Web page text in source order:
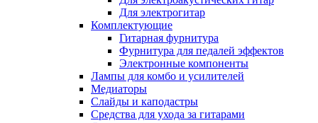
Для электрогитар
Комплектующие
Гитарная фурнитура
Фурнитура для педалей эффектов
Электронные компоненты
Лампы для комбо и усилителей
Медиаторы
Слайды и каподастры
Средства для ухода за гитарами